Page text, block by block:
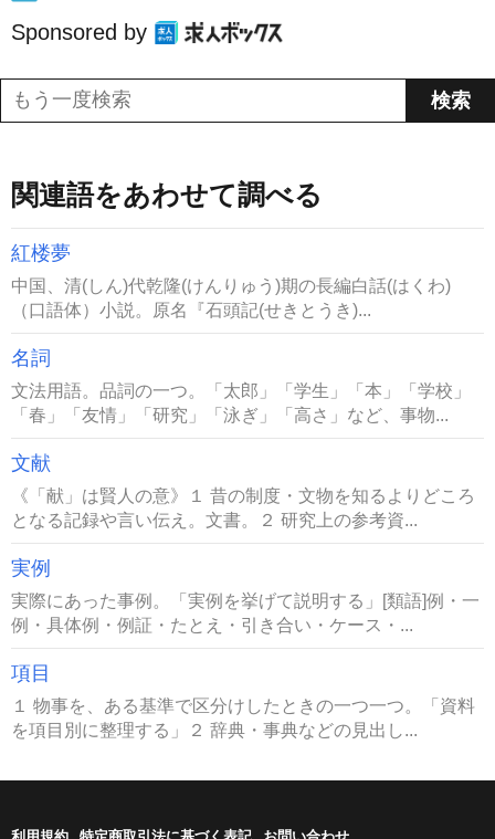
Sponsored by
関連語をあわせて調べる
紅楼夢
中国、清(しん)代乾隆(けんりゅう)期の長編白話(はくわ)
（口語体）小説。原名『石頭記(せきとうき)...
名詞
文法用語。品詞の一つ。「太郎」「学生」「本」「学校」
「春」「友情」「研究」「泳ぎ」「高さ」など、事物...
文献
《「献」は賢人の意》１ 昔の制度・文物を知るよりどころ
となる記録や言い伝え。文書。２ 研究上の参考資...
実例
実際にあった事例。「実例を挙げて説明する」[類語]例・一
例・具体例・例証・たとえ・引き合い・ケース・...
項目
１ 物事を、ある基準で区分けしたときの一つ一つ。「資料
を項目別に整理する」２ 辞典・事典などの見出し...
利用規約 特定商取引法に基づく表記 お問い合わせ